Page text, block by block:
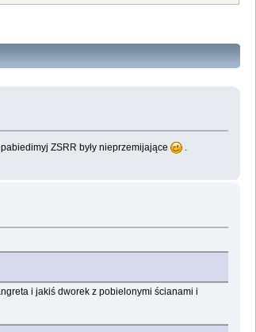
ZSRR były nieprzemijające .
i jakiś dworek z pobielonymi ścianami i